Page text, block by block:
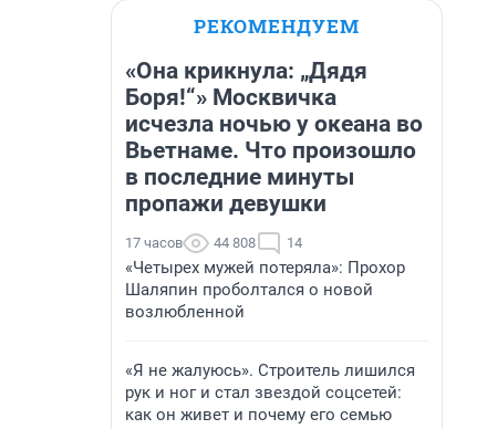
РЕКОМЕНДУЕМ
«Она крикнула: „Дядя
Боря!“» Москвичка
исчезла ночью у океана во
Вьетнаме. Что произошло
в последние минуты
пропажи девушки
17 часов 44 808 14
«Четырех мужей потеряла»: Прохор
Шаляпин проболтался о новой
возлюбленной
«Я не жалуюсь». Строитель лишился
рук и ног и стал звездой соцсетей:
как он живет и почему его семью